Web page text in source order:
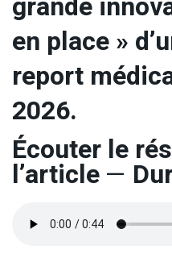
en place »
report
2026.
Écouter le
l’article—